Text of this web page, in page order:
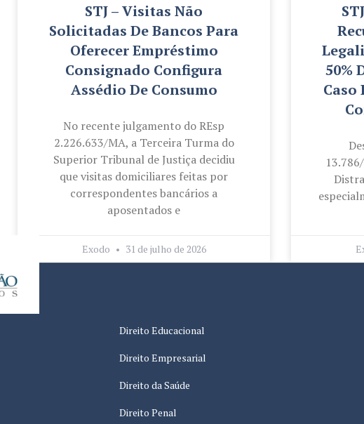
STJ – Visitas Não
Solicitadas De Bancos Para
Oferecer Empréstimo
Consignado Configura
Assédio De Consumo
No recente julgamento do REsp
2.226.633/MA, a Terceira Turma do
Superior Tribunal de Justiça decidiu
que visitas domiciliares feitas por
correspondentes bancários a
aposentados e
Exodo 31 de julho de 2026
50%
Direito Educacional
Direito Empresarial
Direito da Saúde
Direito Penal